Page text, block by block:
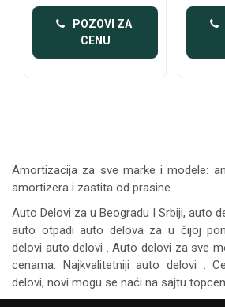
POZOVI ZA
CENU
Amortizacija za sve marke i modele:
amortizera i zastita od prasine.
Auto Delovi za u Beogradu I Srbiji, auto
auto otpadi auto delova za u čijoj
delovi auto delovi . Auto delovi za sve
cenama. Najkvalitetniji auto delovi .
delovi, novi mogu se naći na sajtu